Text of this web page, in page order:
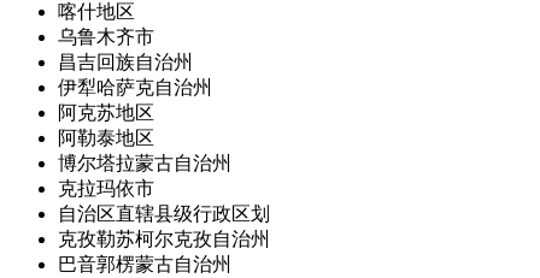
喀什地区
乌鲁木齐市
昌吉回族自治州
伊犁哈萨克自治州
阿克苏地区
阿勒泰地区
博尔塔拉蒙古自治州
克拉玛依市
自治区直辖县级行政区划
克孜勒苏柯尔克孜自治州
巴音郭楞蒙古自治州